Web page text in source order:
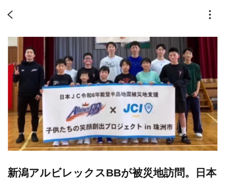
新潟アルビレックスBBが被災地訪問。日本